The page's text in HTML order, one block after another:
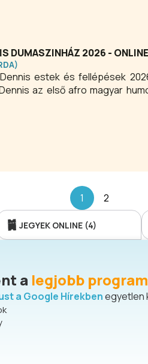
DUMASZINHÁZ 2026 -
estek és fellépések
az első afro magyar
1 2
JEGYEK ONLINE (4)
a legjobb
a Google Hírekbenegyetlen